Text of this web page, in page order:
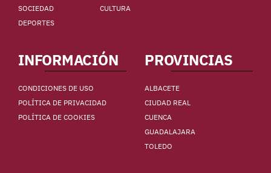
SOCIEDAD
CULTURA
DEPORTES
INFORMACIÓN
CONDICIONES DE USO
POLÍTICA DE PRIVACIDAD
POLÍTICA DE COOKIES
PROVINCIAS
ALBACETE
CIUDAD REAL
CUENCA
GUADALAJARA
TOLEDO